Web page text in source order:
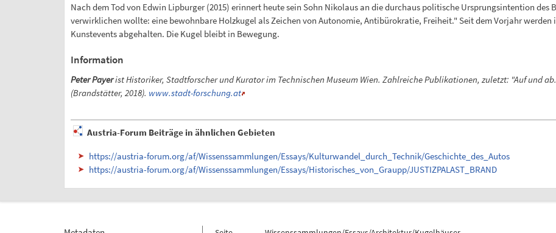
Nach dem Tod von Edwin Lipburger (2015) erinnert heute sein Sohn Nikolaus an die durchaus politische Ursprungsintention des
verwirklichen wollte: eine bewohnbare Holzkugel als Zeichen von Autonomie, Antibürokratie, Freiheit." Seit dem Vorjahr
Kunstevents abgehalten. Die Kugel bleibt in Bewegung.
Information
Peter Payerist Historiker, Stadtforscher und Kurator im Technischen Museum Wien. Zahlreiche Publikationen, zuletzt: "Auf und
(Brandstätter, 2018). www.stadt-forschung.at
Austria-Forum Beiträge in ähnlichen Gebieten
https://austria-forum.org/af/Wissenssammlungen/Essays/Kulturwandel_durch_Technik/Geschichte_des_Autos
https://austria-forum.org/af/Wissenssammlungen/Essays/Historisches_von_Graupp/JUSTIZPALAST_BRAND